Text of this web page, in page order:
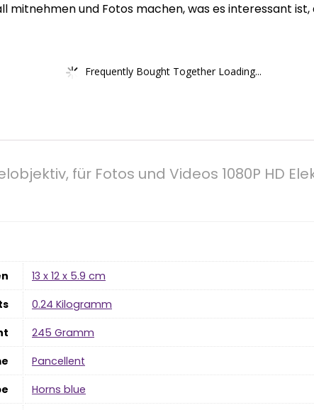
mitnehmen und Fotos machen, was es interessant
Frequently Bought Together Loading...
für Fotos und Videos 1080P HD
‎13 x 12 x 5.9 cm
‎0.24 Kilogramm
‎245 Gramm
‎Pancellent
‎Horns blue